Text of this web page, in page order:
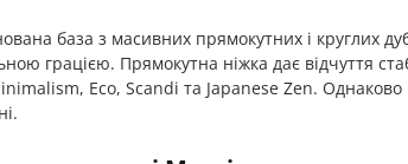
база з масивних прямокутних і круглих
грацією. Прямокутна ніжка дає відчуття
Eco, Scandi та Japanese Zen. Однаково